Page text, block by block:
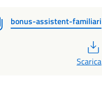
bonus-assistent-familiari
Scarica